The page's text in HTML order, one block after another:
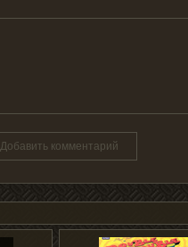
Добавить комментарий